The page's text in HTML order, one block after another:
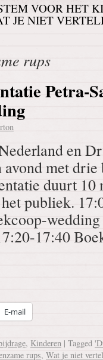
VOOR HET
JE NIET
rups
Petra-
en
avond met
duurt 10
publiek.
17:40
E-mail
, Kinderen | Tagged
rups, Wat je niet